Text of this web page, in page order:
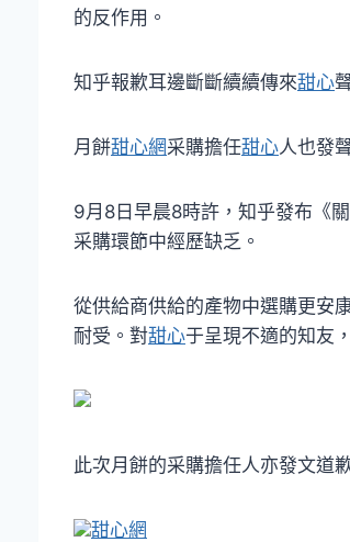
的反作用。
知乎報歉耳邊斷斷續續傳來甜心
月餅甜心網采購擔任甜心人也發
9月8日早晨8時許，知乎發布《
采購環節中經歷缺乏。
從供給商供給的產物中選購更安
耐受。對甜心于呈現不適的知友
此次月餅的采購擔任人亦發文道歉
甜心網